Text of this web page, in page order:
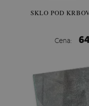
SKLO POD
Cena: